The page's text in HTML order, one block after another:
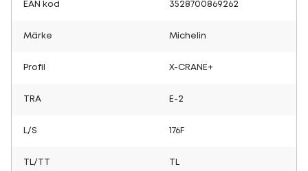
EAN kod 3528700869262
Märke Michelin
Profil X-CRANE+
TRA E-2
L/S 176F
TL/TT